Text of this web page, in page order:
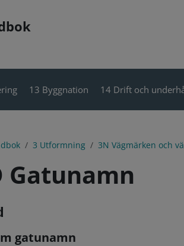
13 Byggnation 14 Drift och
3 Utformning 3N Vägmärken och
Gatunamn
gatunamn